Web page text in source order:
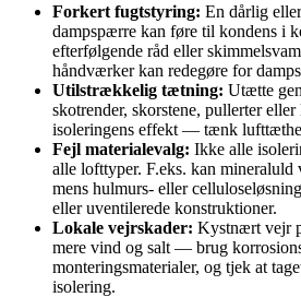
Forkert fugtstyring: En dårlig
dampspærre kan føre til kondens i
efterfølgende råd eller
håndværker kan redegøre for
Utilstrækkelig tætning: Utætte
skotrender, skorstene, pullerter
isoleringens effekt — tænk
Fejl materialevalg: Ikke alle
alle lofttyper. F.eks. kan mineraluld
mens hulmurs- eller
eller uventilerede konstruktioner.
Lokale vejrskader: Kystnært vejr
mere vind og salt — brug
monteringsmaterialer, og tjek at
isolering.